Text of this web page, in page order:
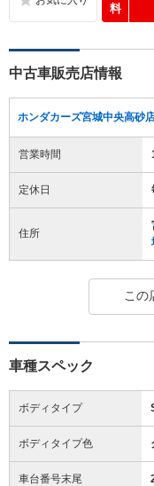
料
中古車販売店情報
ホンダカーズ宮城中央高砂
営業時間
定休日
住所
この
車種スペック
ボディタイプ
ボディタイプ色
車台番号末尾